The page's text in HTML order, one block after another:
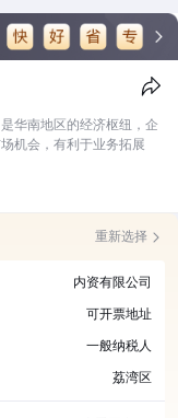
华南地区的经济枢纽，企
机会，有利于业务拓展
重新选择
内资有限公司
可开票地址
一般纳税人
荔湾区